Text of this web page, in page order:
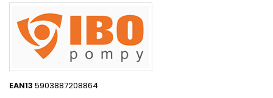
EAN13 5903887208864